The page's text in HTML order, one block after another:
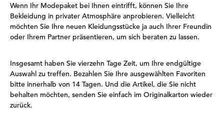
Wenn Ihr Modepaket bei Ihnen eintrifft, können Sie Ihre
Bekleidung in privater Atmosphäre anprobieren. Vielleicht
möchten Sie Ihre neuen Kleidungsstücke ja auch Ihrer Freundin
oder Ihrem Partner präsentieren, um sich beraten zu lassen.
Insgesamt haben Sie vierzehn Tage Zeit, um Ihre endgültige
Auswahl zu treffen. Bezahlen Sie Ihre ausgewählten Favoriten
bitte innerhalb von 14 Tagen. Und die Artikel, die Sie nicht
behalten möchten, senden Sie einfach im Originalkarton wieder
zurück.